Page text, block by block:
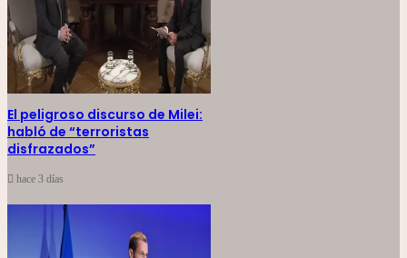
El peligroso discurso de Milei:
habló de “terroristas
disfrazados”
hace 3 días